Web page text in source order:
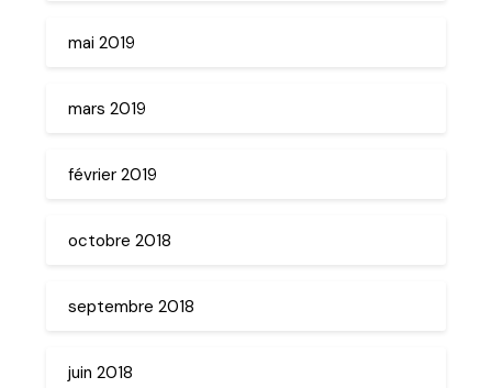
mai 2019
mars 2019
février 2019
octobre 2018
septembre 2018
juin 2018